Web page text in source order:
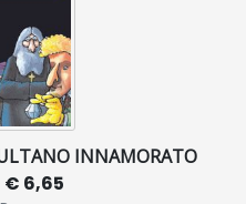
INNAMORATO
€ 6,65